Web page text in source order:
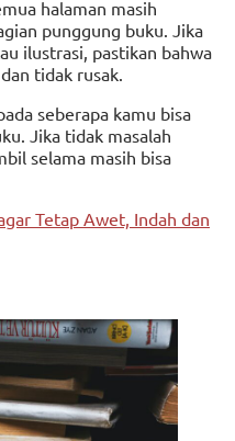
halaman masih
punggung buku. Jika
ilustrasi, pastikan bahwa
tidak rusak.
seberapa kamu bisa
Jika tidak masalah
selama masih bisa
Tetap Awet, Indah dan